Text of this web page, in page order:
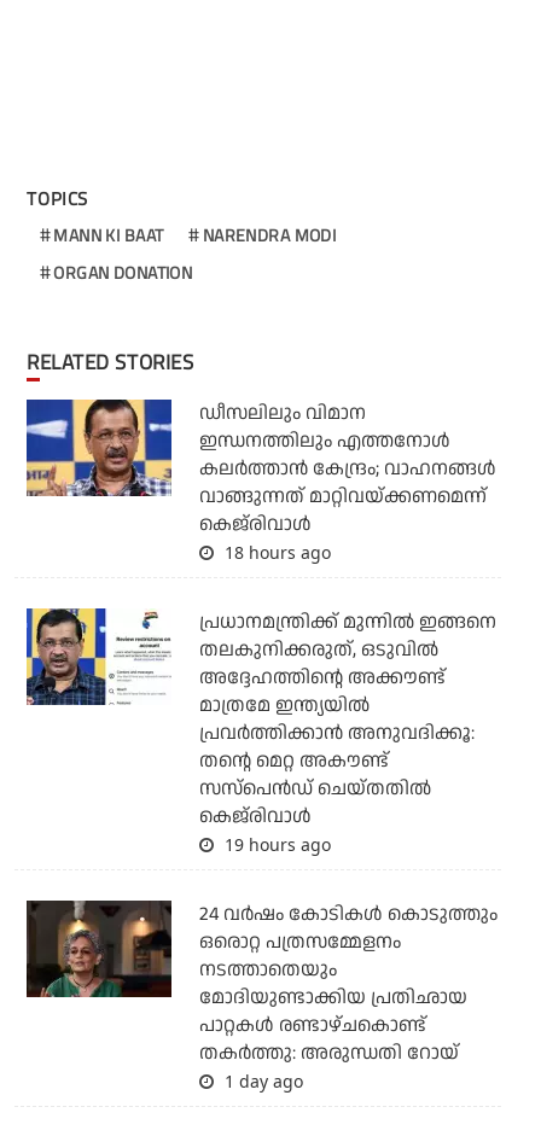
TOPICS
MANN KI BAAT
NARENDRA MODI
ORGAN DONATION
RELATED STORIES
ഡീസലിലും വിമാന
ഇന്ധനത്തിലും എത്തനോള്‍
കലര്‍ത്താന്‍ കേന്ദ്രം; വാഹനങ്ങള്‍
വാങ്ങുന്നത് മാറ്റിവയ്ക്കണമെന്ന്
കെജ്‌രിവാള്‍
18 hours ago
പ്രധാനമന്ത്രിക്ക് മുന്നില്‍ ഇങ്ങനെ
തലകുനിക്കരുത്, ഒടുവില്‍
അദ്ദേഹത്തിന്റെ അക്കൗണ്ട്
മാത്രമേ ഇന്ത്യയില്‍
പ്രവര്‍ത്തിക്കാന്‍ അനുവദിക്കൂ:
തന്റെ മെറ്റ അകൗണ്ട്
സസ്‌പെന്‍ഡ് ചെയ്തതില്‍
കെജ്‌രിവാള്‍
19 hours ago
24 വര്‍ഷം കോടികള്‍ കൊടുത്തും
ഒരൊറ്റ പത്രസമ്മേളനം
നടത്താതെയും
മോദിയുണ്ടാക്കിയ പ്രതിഛായ
പാറ്റകള്‍ രണ്ടാഴ്ചകൊണ്ട്
തകര്‍ത്തു: അരുന്ധതി റോയ്
1 day ago